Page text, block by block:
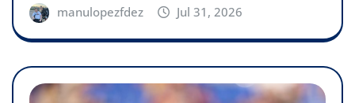
manulopezfdez Jul 31, 2026